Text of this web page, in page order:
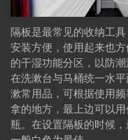
隔板是最常见的收纳工
安装方便，使用起来也
的干湿功能分区，以防潮
在洗漱台与马桶统一水
漱常用品，可根据使用
拿的地方，最上边可以
瓶。在设置隔板的时候